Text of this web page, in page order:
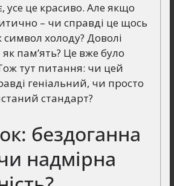
усе це красиво. Але якщо
– чи справді це щось
символ холоду? Доволі
пам’ять? Це вже було
тут питання: чи цей
геніальний, чи просто
стандарт?
бездоганна
надмірна